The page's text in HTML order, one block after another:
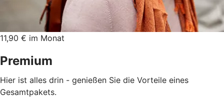
11,90 € im Monat
Premium
Hier ist alles drin - genießen Sie die Vorteile eines
Gesamtpakets.